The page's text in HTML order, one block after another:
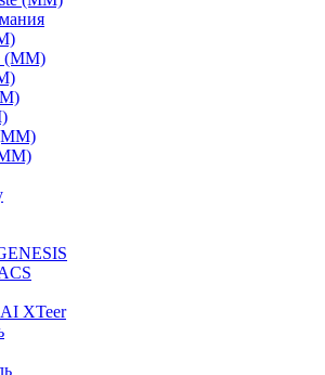
(ММ)
XTeer